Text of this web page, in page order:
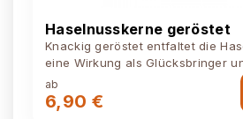
Haselnusskerne geröstet
Knackig geröstet entfaltet die
eine Wirkung als Glücksbringer
nachgesagt wurde, ihren vollen...
ab
6,90 €